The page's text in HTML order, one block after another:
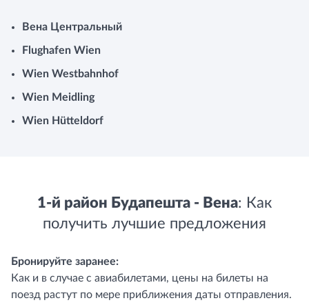
Вена Центральный
Flughafen Wien
Wien Westbahnhof
Wien Meidling
Wien Hütteldorf
1-й район Будапешта - Вена: Как
получить лучшие предложения
Бронируйте заранее:
Как и в случае с авиабилетами, цены на билеты на
поезд растут по мере приближения даты отправления.